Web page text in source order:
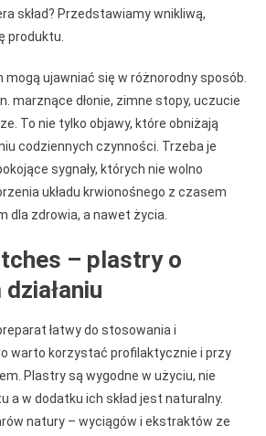
skład? Przedstawiamy wnikliwą,
produktu.
mogą ujawniać się w różnorodny sposób.
marznące dłonie, zimne stopy, uczucie
To nie tylko objawy, które obniżają
codziennych czynności. Trzeba je
sygnały, których nie wolno
układu krwionośnego z czasem
dla zdrowia, a nawet życia.
– plastry o
łatwy do stosowania i
warto korzystać profilaktycznie i przy
Plastry są wygodne w użyciu, nie
a w dodatku ich skład jest naturalny.
natury – wyciągów i ekstraktów ze